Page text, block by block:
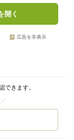
開く
広告を非表示
できます。